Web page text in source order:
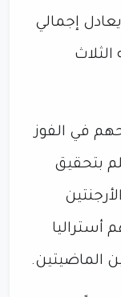
إجمالي
في الفوز
بتحقيق
أستراليا
الماضيتين.